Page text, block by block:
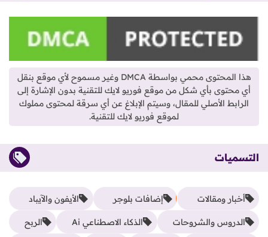
هذا المحتوى محمي بواسطة DMCA وغير مسموح لأي موقع بنقل
أي محتوى بأي شكل من موقع فوريو لايك للتقنية بدون الإشارة إلى
الرابط الأصلي للمقال، وسيتم الإبلاغ عن أي سرقة لمحتوى مملوك
لموقع فوريو لايك للتقنية.
التسميات
أخبار ومقالات إضافات بلوجر الأيفون والآيباد
الدروس والشروحات الذكاء الاصطناعي Ai الربح